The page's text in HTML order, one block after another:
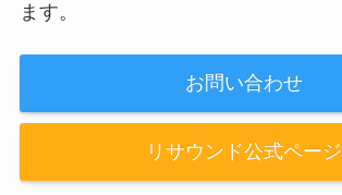
ます。
お問い合わせ
リサウンド公式ページ